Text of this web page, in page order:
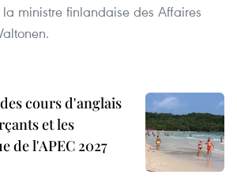
ministre finlandaise des Affaires
cours d'anglais
et les
de l'APEC 2027